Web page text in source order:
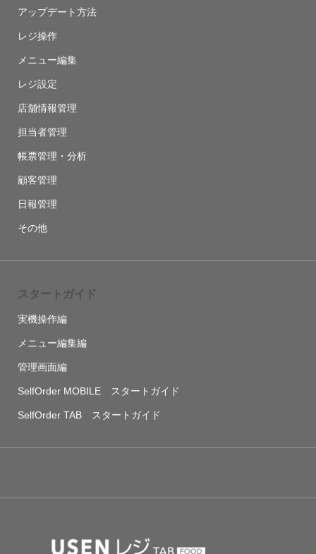
アップデート方法
レジ操作
メニュー編集
レジ設定
店舗情報管理
担当者管理
帳票管理・分析
顧客管理
日報管理
その他
スタートガイド
実機操作編
メニュー編集編
管理画面編
SelfOrder MOBILE スタートガイド
SelfOrder TAB スタートガイド